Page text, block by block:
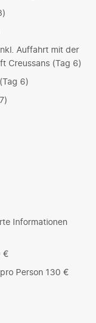
Auffahrt mit der
Creussans (Tag 6)
6)
Informationen
€
Person 130 €